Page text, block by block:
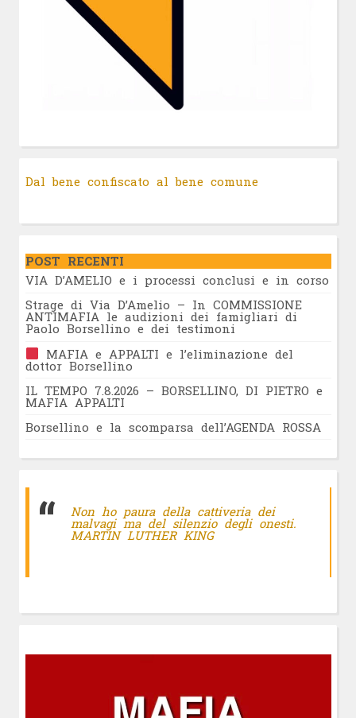
Dal bene confiscato al bene comune
POST RECENTI
VIA D’AMELIO e i processi conclusi e in corso
Strage di Via D’Amelio – In COMMISSIONE
ANTIMAFIA le audizioni dei famigliari di
Paolo Borsellino e dei testimoni
MAFIA e APPALTI e l’eliminazione del
dottor Borsellino
IL TEMPO 7.8.2026 – BORSELLINO, DI PIETRO e
MAFIA APPALTI
Borsellino e la scomparsa dell’AGENDA ROSSA
Non ho paura della cattiveria dei
malvagi ma del silenzio degli onesti.
MARTIN LUTHER KING